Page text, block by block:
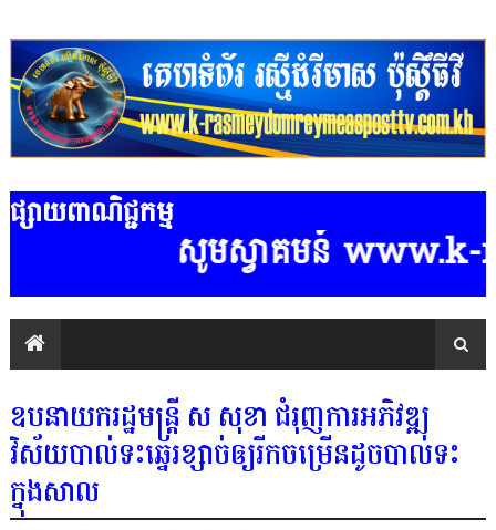
ផ្សាយពាណិជ្ជកម្ម
សូមស្វាគមន៍ www.k-
ឧបនាយករដ្ឋមន្ដ្រី ស សុខា ជំរុញការអភិវឌ្ឍ
វិស័យបាល់ទះឆ្នេរខ្សាច់ឲ្យរីកចម្រើនដូចបាល់ទះ
ក្នុងសាល